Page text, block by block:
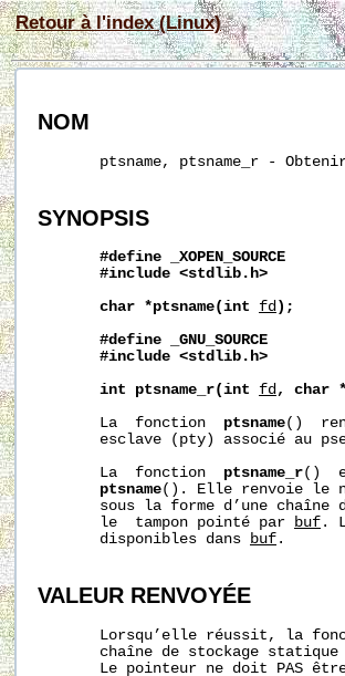
Retour à l'index (Linux)
NOM
ptsname, ptsname_r -
SYNOPSIS
#define
_XOPEN_SOURCE
#include <stdlib.h>
char *ptsname(int fd );
#define
_GNU_SOURCE
#include <stdlib.h>
int
ptsname_r(int fd, char *
       La  fonction
ptsname()
esclave (pty) associé au
       La  fonction
ptsname_r()
ptsname(). Elle renvoie le
sous la forme d’une chaîne
       le  tampon pointé par
buf .
       disponibles dans
buf .
VALEUR RENVOYÉE
Lorsqu’elle réussit, la
chaîne de stockage
Le pointeur ne doit PAS